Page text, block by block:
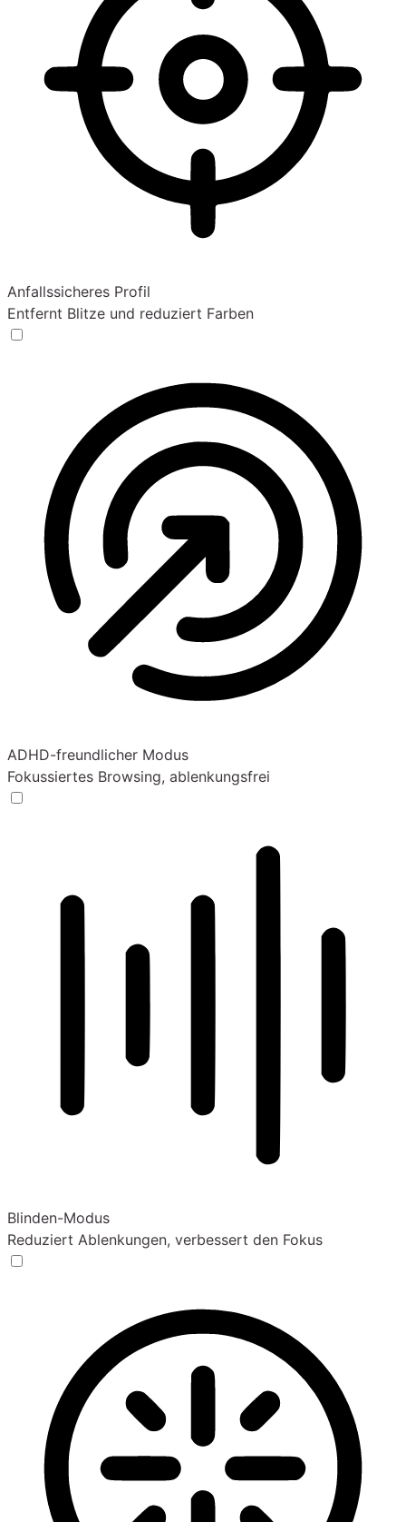
Anfallssicheres Profil
Entfernt Blitze und reduziert Farben
ADHD-freundlicher Modus
Fokussiertes Browsing, ablenkungsfrei
Blinden-Modus
Reduziert Ablenkungen, verbessert den Fokus